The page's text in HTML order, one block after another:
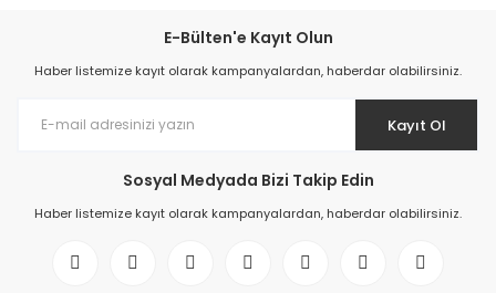
E-Bülten'e Kayıt Olun
Haber listemize kayıt olarak kampanyalardan, haberdar olabilirsiniz.
Kayıt Ol
Sosyal Medyada Bizi Takip Edin
Haber listemize kayıt olarak kampanyalardan, haberdar olabilirsiniz.